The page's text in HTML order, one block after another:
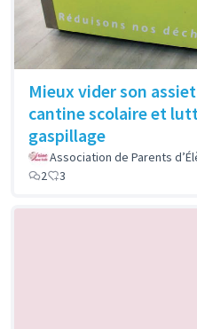
Mieux vider son
cantine scolaire et
gaspillage
Association de Parents
2
3